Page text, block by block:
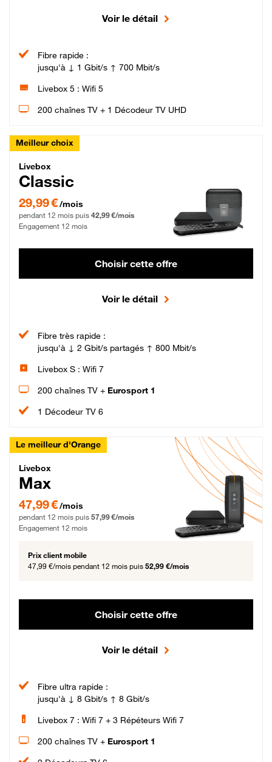
Voir le détail
Fibre rapide :
jusqu'à ↓ 1 Gbit/s ↑ 700 Mbit/s
Livebox 5 : Wifi 5
200 chaînes TV + 1 Décodeur TV UHD
Meilleur choix
Livebox Classic Fibre
Livebox
Classic
29,99 € par mois pendant 12 mois puis 42,99 € par mois, Engagement 12 mois
29,99 €/mois
pendant 12 mois puis 42,99 €/mois
Engagement 12 mois
Choisir cette offre
Voir le détail
Fibre très rapide :
jusqu'à ↓ 2 Gbit/s partagés ↑ 800 Mbit/s
Livebox S : Wifi 7
200 chaînes TV + Eurosport 1
1 Décodeur TV 6
Le meilleur d'Orange
Livebox Max Fibre
Livebox
Max
47,99 € par mois pendant 12 mois puis 57,99 € par mois, Engagement 12 mois
47,99 €/mois
pendant 12 mois puis 57,99 €/mois
Engagement 12 mois
Prix client mobile
47,99 €/mois pendant 12 mois puis 52,99 €/mois
Choisir cette offre
Voir le détail
Fibre ultra rapide :
jusqu'à ↓ 8 Gbit/s ↑ 8 Gbit/s
Livebox 7 : Wifi 7 + 3 Répéteurs Wifi 7
200 chaînes TV + Eurosport 1